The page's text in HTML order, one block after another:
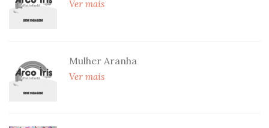
Ver mais
Mulher Aranha
Ver mais